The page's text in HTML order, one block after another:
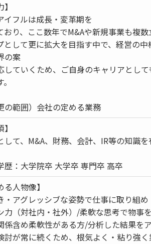
イフルは成長・変革期を
おり、ここ数年でM&Aや新規事業も複
として更に拡大を目指す中で、経営の
の案
していくため、ご自身のキャリアとし
の範囲）会社の定める業務
して、M&A、財務、会計、IR等の知識
歴：大学院卒 大学卒 専門卒 高卒
る人物像】
・アグレッシブな姿勢で仕事に取り組
力（対社内・社外）/柔軟な思考で物事
係含め柔軟性がある方/分析した結果を
討が常に続くため、根気よく・粘り強